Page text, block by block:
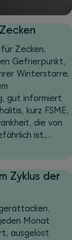
Zecken.
Gefrierpunkt,
Winterstarre.
gut informiert
kurz FSME,
die von
ist.
können.
Zyklus der
Monat
ausgelöst